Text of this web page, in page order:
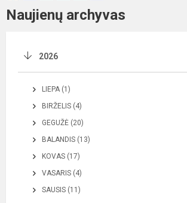
Naujienų archyvas
2026
LIEPA (1)
BIRŽELIS (4)
GEGUŽĖ (20)
BALANDIS (13)
KOVAS (17)
VASARIS (4)
SAUSIS (11)